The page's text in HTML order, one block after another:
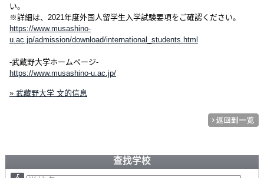
い。
※詳細は、2021年度外国人留学生入学試験要項をご確認ください。
https://www.musashino-
u.ac.jp/admission/download/international_students.html
-武蔵野大学ホームページ-
https://www.musashino-u.ac.jp/
» 武藏野大学 文的信息
查找学校